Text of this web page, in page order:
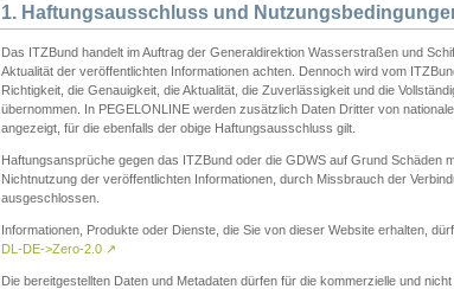
1. Haftungsausschluss und
Das ITZBund handelt im Auftrag der Generaldirektion Wasserstraßen und
Aktualität der veröffentlichten Informationen achten. Dennoch wird vom
Richtigkeit, die Genauigkeit, die Aktualität, die Zuverlässigkeit und die
übernommen. In PEGELONLINE werden zusätzlich Daten Dritter von
angezeigt, für die ebenfalls der obige Haftungsausschluss gilt.
Haftungsansprüche gegen das ITZBund oder die GDWS auf Grund Schäden
Nichtnutzung der veröffentlichten Informationen, durch Missbrauch der
ausgeschlossen.
Informationen, Produkte oder Dienste, die Sie von dieser Website erhalten,
DL-DE->Zero-2.0 ↗
Die bereitgestellten Daten und Metadaten dürfen für die kommerzielle und